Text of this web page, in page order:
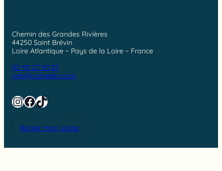
Chemin des Grandes Rivières
44250 Saint Brévin
Loire Atlantique ~ Pays de la Loire ~ France
02 40 27 40 25
info@rochelets.com
Instagram
Facebook
TikTok
Régler mon solde